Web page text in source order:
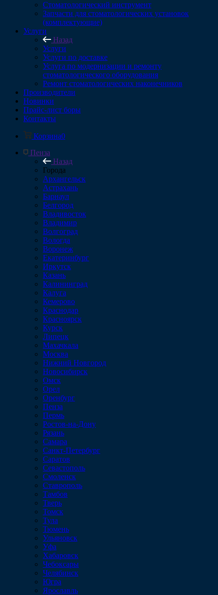
Стоматологический инструмент
Запчасти для стоматологических установок
(комплектующие)
Услуги
Назад
Услуги
Услуги по доставке
Услуга по модернизации и ремонту
стоматологического оборудования
Ремонт стоматологических наконечников
Производители
Новинки
Прайс-лист боры
Контакты
Корзина0
Пенза
Назад
Города
Архангельск
Астрахань
Барнаул
Белгород
Владивосток
Владимир
Волгоград
Вологда
Воронеж
Екатеринбург
Иркутск
Казань
Калининград
Калуга
Кемерово
Краснодар
Красноярск
Курск
Липецк
Махачкала
Москва
Нижний Новгород
Новосибирск
Омск
Орел
Оренбург
Пенза
Пермь
Ростов-на-Дону
Рязань
Самара
Санкт-Петербург
Саратов
Севастополь
Смоленск
Ставрополь
Тамбов
Тверь
Томск
Тула
Тюмень
Ульяновск
Уфа
Хабаровск
Чебоксары
Челябинск
Югра
Ярославль